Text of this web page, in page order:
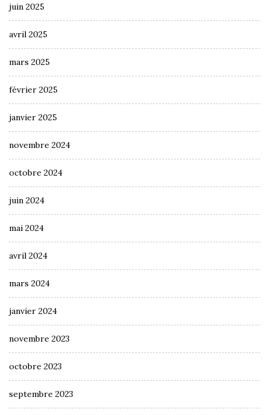
juin 2025
avril 2025
mars 2025
février 2025
janvier 2025
novembre 2024
octobre 2024
juin 2024
mai 2024
avril 2024
mars 2024
janvier 2024
novembre 2023
octobre 2023
septembre 2023